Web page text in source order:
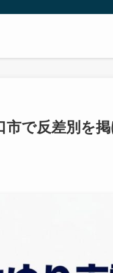
で反差別を